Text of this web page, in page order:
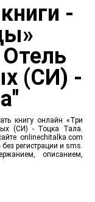
-
(СИ) -
книгу онлайн «Три
(СИ) - Тоцка Тала.
onlinechitalka.com
регистрации и sms.
описанием,